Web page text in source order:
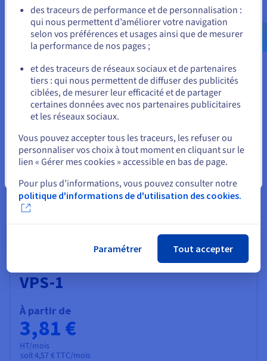
Hébergement de bases de données
et fiable, conçu pour évoluer et s’adapter aux charges de
travail les plus exigeantes.
Notre Gamme VPS
Choisissez la configuration qui correspond à vos besoins :
VPS-1
À partir de
3,81 €
HT/mois
soit4,57 €TTC/mois
Allez sur le site États-Unis
us.ovhcloud.com/vps Anglais USD - $
ou
Rester sur le site actuel
Sélectionner un autre site web
des traceurs de performance et de personnalisation :
qui nous permettent d’améliorer votre navigation
selon vos préférences et usages ainsi que de mesurer
la performance de nos pages ;
et des traceurs de réseaux sociaux et de partenaires
tiers : qui nous permettent de diffuser des publicités
ciblées, de mesurer leur efficacité et de partager
certaines données avec nos partenaires publicitaires
et les réseaux sociaux.
Vous pouvez accepter tous les traceurs, les refuser ou
personnaliser vos choix à tout moment en cliquant sur le
lien « Gérer mes cookies » accessible en bas de page.
Pour plus d’informations, vous pouvez consulter notre
politique d'informations de d'utilisation des cookies.
Paramétrer Tout accepter